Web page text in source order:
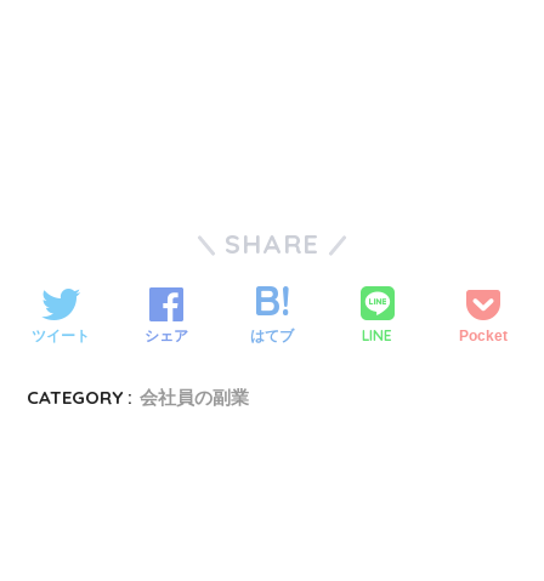
SHARE
ツイート シェア はてブ LINE Pocket
CATEGORY : 会社員の副業